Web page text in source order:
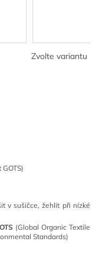
Zvolte variantu
v sušičce, žehlit při nízké
(Global Organic Textile
Standards)